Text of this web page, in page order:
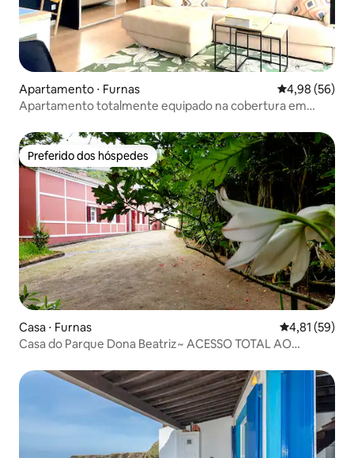
Apartamento ⋅ Furnas 4,98 de uma
4,98 (56)
Apartamento totalmente equipado na cobertura em
Preferido dos hóspedes
Preferido dos hóspedes
Casa ⋅ Furnas 4,81 de uma
4,81 (59)
Casa do Parque Dona Beatriz~ ACESSO TOTAL AO